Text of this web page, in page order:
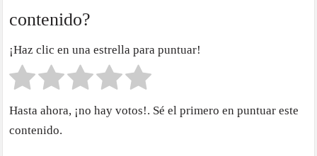
contenido?
¡Haz clic en una estrella para puntuar!
Hasta ahora, ¡no hay votos!. Sé el primero en puntuar este
contenido.